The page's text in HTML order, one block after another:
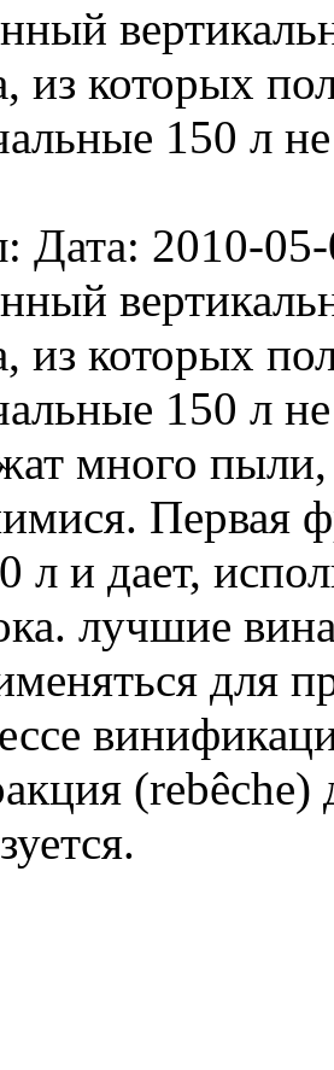
из которых
150 л
Дата: 2010-
из которых
150 л
много
Первая
л и дает,
лучшие
для
(rebêche)